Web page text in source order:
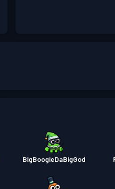
BigBoogieDaBigGod